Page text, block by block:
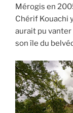
Mérogis en
Chérif Kouachi
aurait pu
son île du